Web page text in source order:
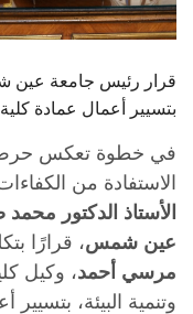
قرار رئيس جامعة عين
بتسيير أعمال عمادة كلية
في خطوة تعكس
الاستفادة من
الأستاذ الدكتور
عين شمس، قرارًا
مرسي أحمد، وكيل
وتنمية البيئة،